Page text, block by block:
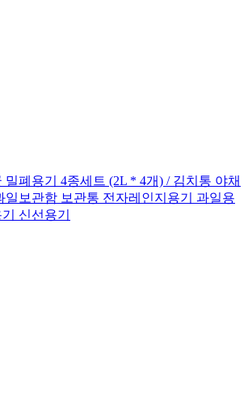
밀폐용기 4종세트 (2L * 4개) / 김치통 야채
일보관함 보관통 전자레인지용기 과일용
신선용기